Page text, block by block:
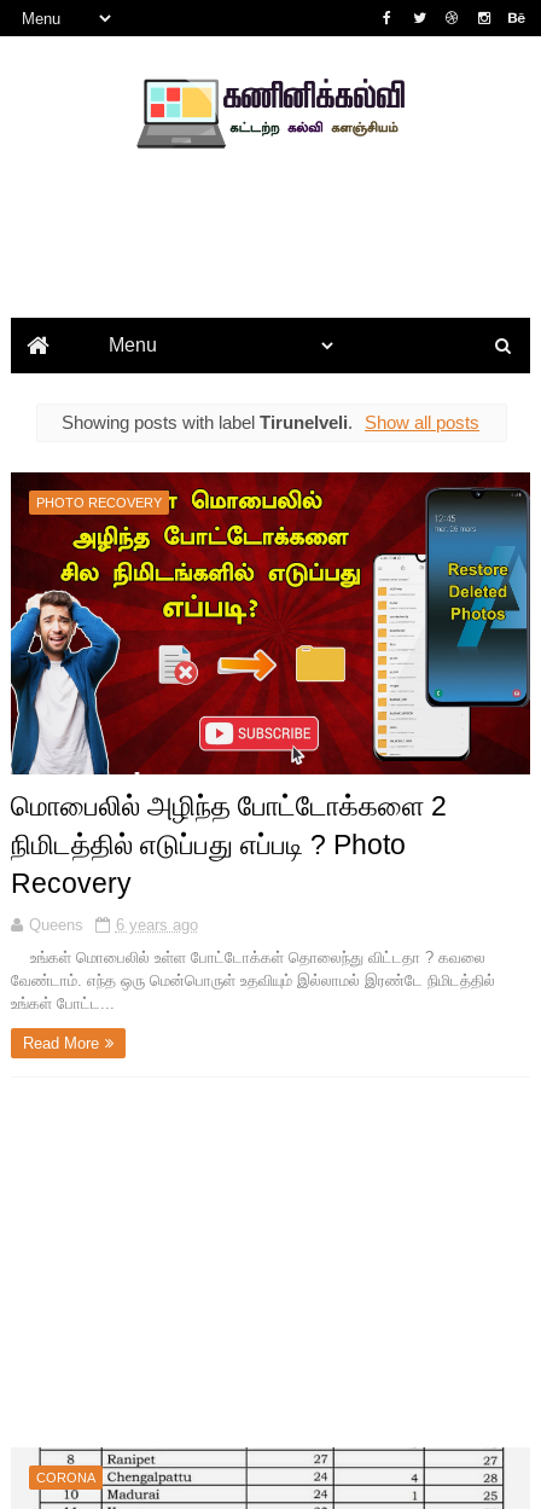
Showing posts with label Tirunelveli. Show all posts
PHOTO RECOVERY
மொபைலில் அழிந்த போட்டோக்களை 2
நிமிடத்தில் எடுப்பது எப்படி ? Photo
Recovery
Queens
6 years ago
உங்கள் மொபைலில் உள்ள போட்டோக்கள் தொலைந்து விட்டதா ? கவலை
வேண்டாம். எந்த ஒரு மென்பொருள் உதவியும் இல்லாமல் இரண்டே நிமிடத்தில்
உங்கள் போட்ட...
Read More
CORONA